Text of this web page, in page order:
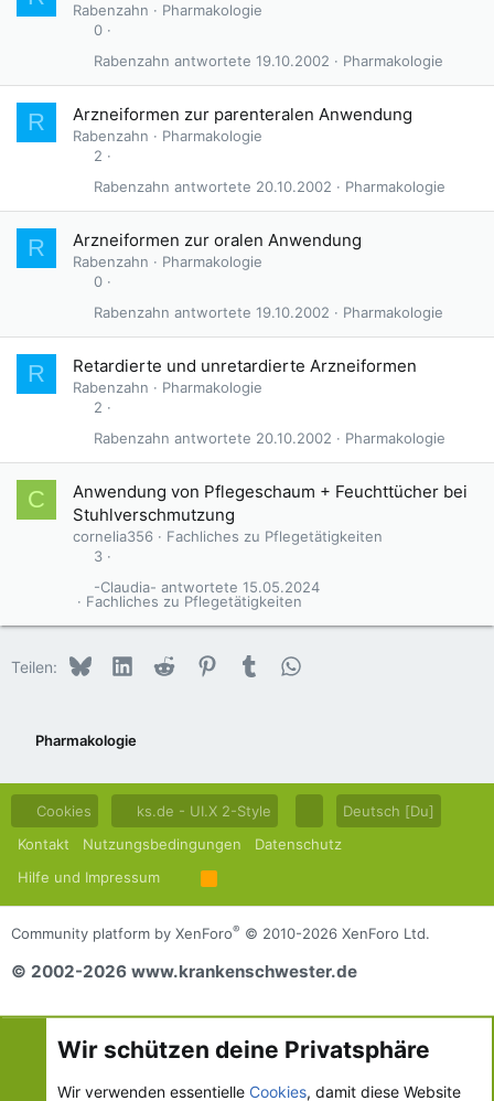
Rabenzahn
Pharmakologie
0
Pharmakologie
19.10.2002
Rabenzahn
R Arzneiformen zur parenteralen Anwendung
Rabenzahn
Pharmakologie
2
Pharmakologie
20.10.2002
Rabenzahn
R Arzneiformen zur oralen Anwendung
Rabenzahn
Pharmakologie
0
Pharmakologie
19.10.2002
Rabenzahn
R Retardierte und unretardierte Arzneiformen
Rabenzahn
Pharmakologie
2
Pharmakologie
20.10.2002
Rabenzahn
C
Anwendung von Pflegeschaum + Feuchttücher bei
Stuhlverschmutzung
cornelia356
Fachliches zu Pflegetätigkeiten
3
Fachliches zu Pflegetätigkeiten
15.05.2024
-Claudia-
Teilen: BlueskyLinkedInReddit PinterestTumblr
Pharmakologie
Cookies ks.de - UI.X 2-Style
Deutsch [Du]
Kontakt
Nutzungsbedingungen
Datenschutz
Hilfe und Impressum
R
S
S
Community platform by XenForo® © 2010-2026 XenForo Ltd.
© 2002-2026 www.krankenschwester.de
Wir schützen deine Privatsphäre
Wir verwenden essentielle Cookies, damit diese Website